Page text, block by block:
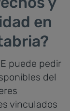
en
puede pedir
del
vinculados